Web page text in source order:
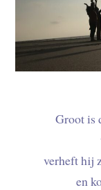
Groot is
verheft hij
en